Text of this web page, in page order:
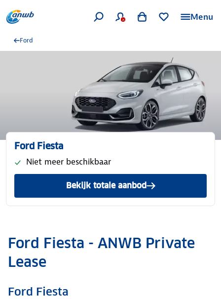
Menu
Ford
Ford Fiesta
Niet meer beschikbaar
Bekijk totale aanbod
Ford Fiesta - ANWB Private
Lease
Ford Fiesta